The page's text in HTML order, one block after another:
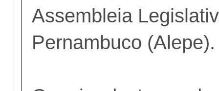
Assembleia
Pernambuco (Alepe).